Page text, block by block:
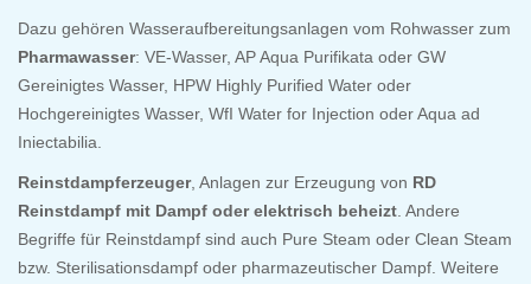
Dazu gehören Wasseraufbereitungsanlagen vom Rohwasser zum
Pharmawasser: VE-Wasser, AP Aqua Purifikata oder GW
Gereinigtes Wasser, HPW Highly Purified Water oder
Hochgereinigtes Wasser, WfI Water for Injection oder Aqua ad
Iniectabilia.
Reinstdampferzeuger, Anlagen zur Erzeugung von RD
Reinstdampf mit Dampf oder elektrisch beheizt . Andere
Begriffe für Reinstdampf sind auch Pure Steam oder Clean Steam
bzw. Sterilisationsdampf oder pharmazeutischer Dampf. Weitere